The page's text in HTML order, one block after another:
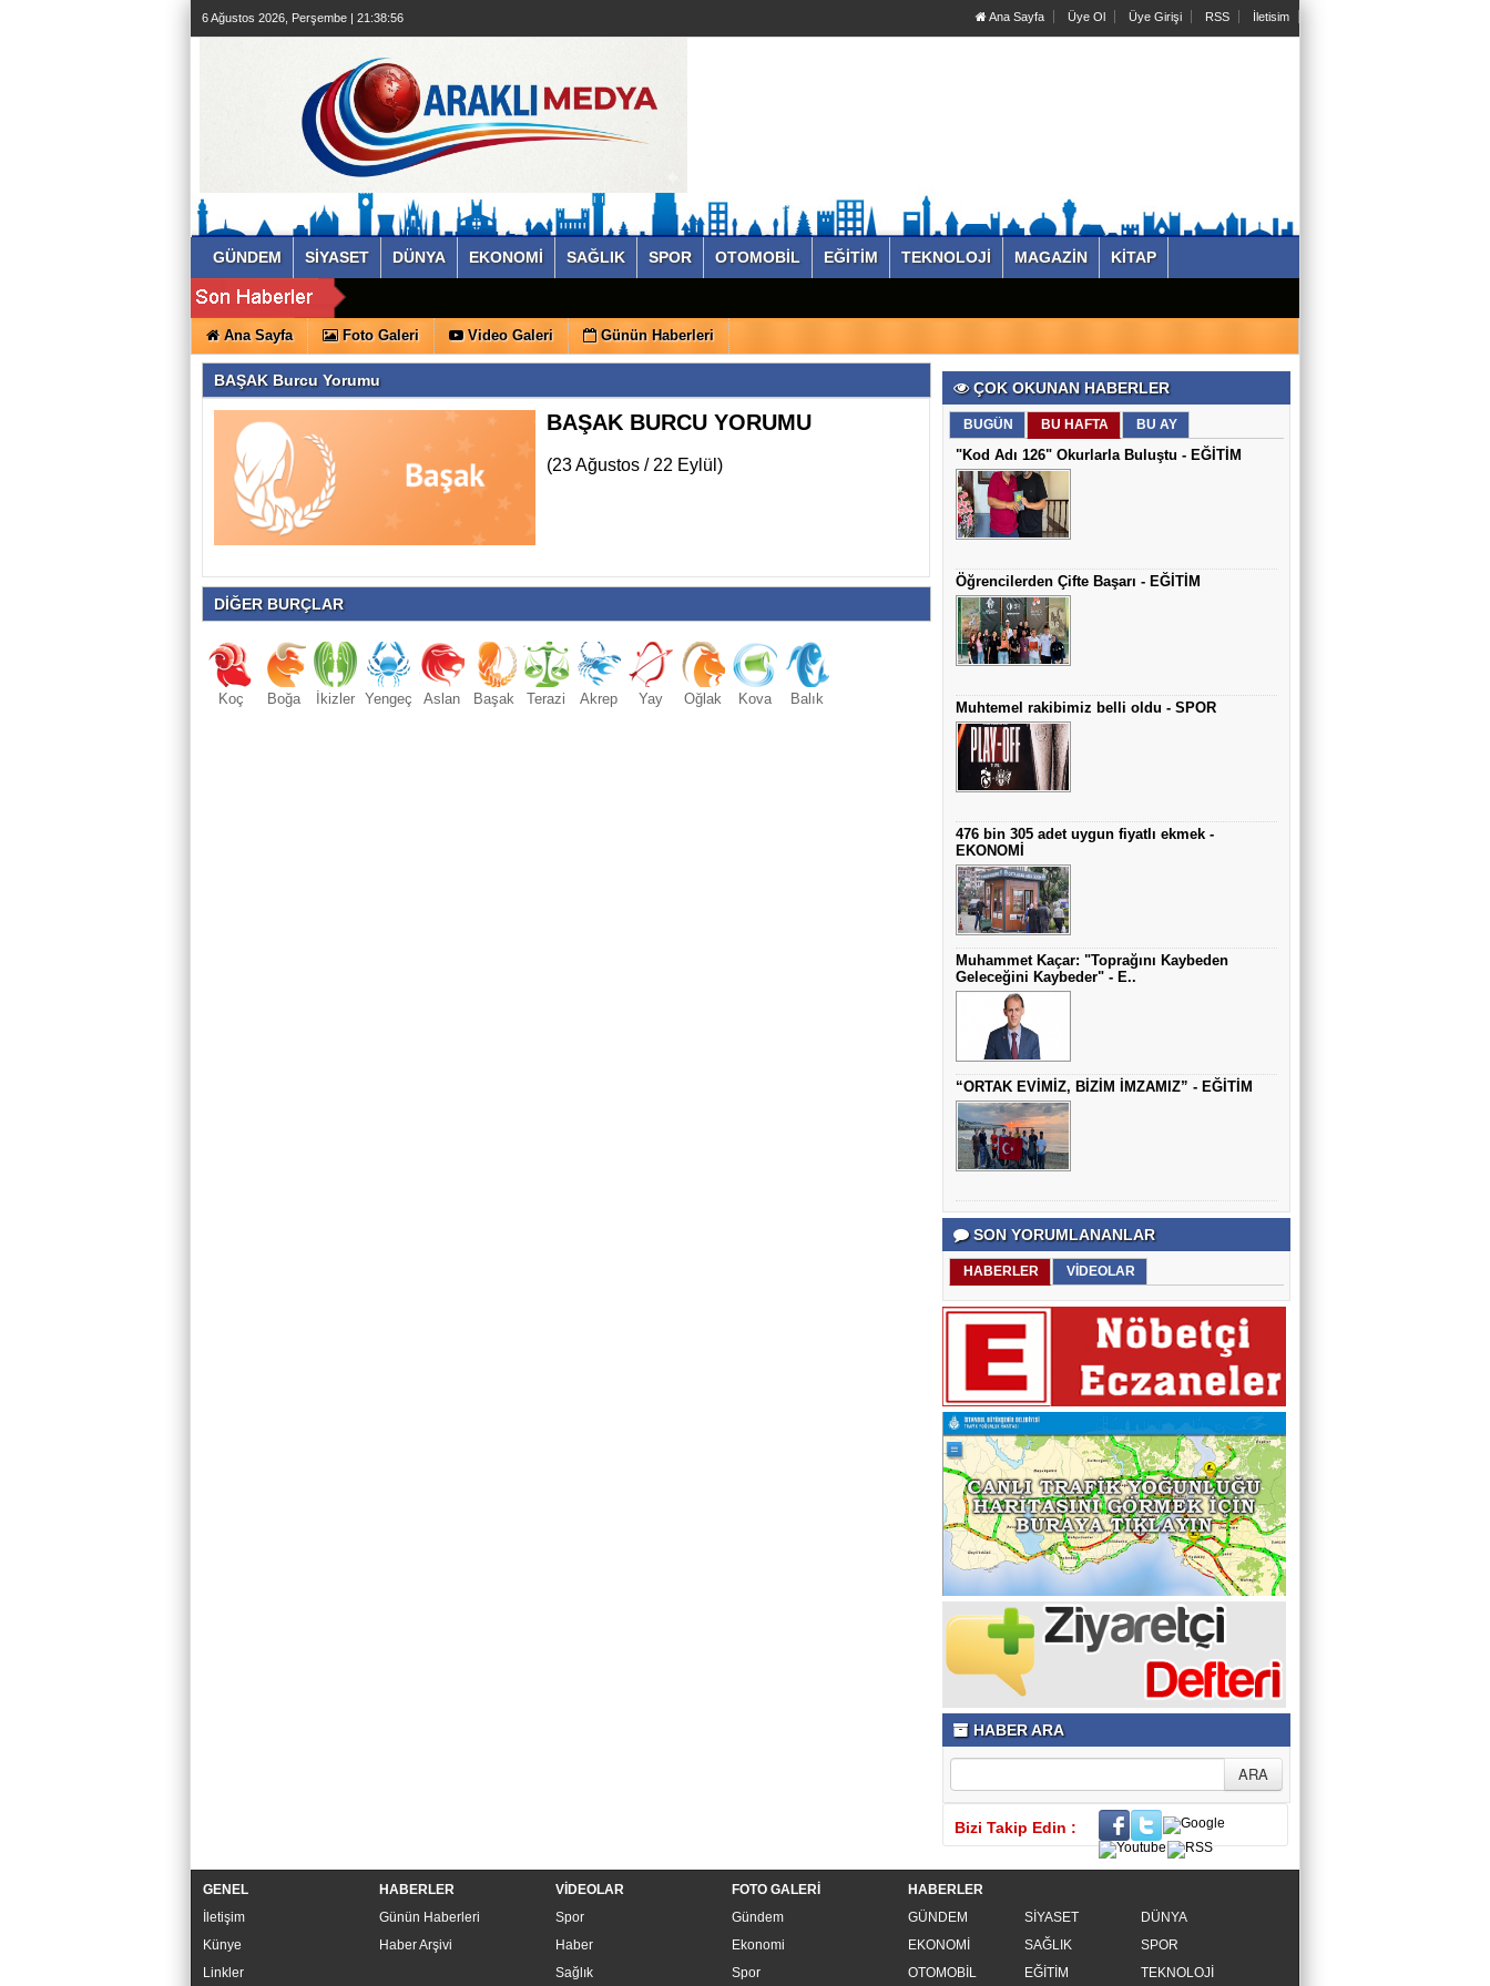
6 Ağustos 2026, Perşembe | 21:38:56 Ana Sayfa Üye Ol Üye Girişi RSS İletisim
GÜNDEM SİYASET DÜNYA EKONOMİ SAĞLIK SPOR OTOMOBİL EĞİTİM TEKNOLOJİ MAGAZİN KİTAP
Ana Sayfa Foto Galeri Video Galeri Günün Haberleri
BAŞAK Burcu Yorumu
BAŞAK BURCU YORUMU
(23 Ağustos / 22 Eylül)
DİĞER BURÇLAR
Koç Boğa İkizler Yengeç Aslan Başak Terazi Akrep Yay Oğlak Kova Balık
ÇOK OKUNAN HABERLER
BUGÜN BU HAFTA BU AY
"Kod Adı 126" Okurlarla Buluştu - EĞİTİM
Öğrencilerden Çifte Başarı - EĞİTİM
Muhtemel rakibimiz belli oldu - SPOR
476 bin 305 adet uygun fiyatlı ekmek -
EKONOMİ
Muhammet Kaçar: "Toprağını Kaybeden
Geleceğini Kaybeder" - E..
“ORTAK EVİMİZ, BİZİM İMZAMIZ” - EĞİTİM
SON YORUMLANANLAR
HABERLER VİDEOLAR
HABER ARA
Bizi Takip Edin :
GENEL
İletişim
Künye
Linkler
HABERLER
Günün Haberleri
Haber Arşivi
VİDEOLAR
Spor
Haber
Sağlık
FOTO GALERİ
Gündem
Ekonomi
Spor
HABERLER
GÜNDEM
SİYASET
DÜNYA
EKONOMİ
SAĞLIK
SPOR
OTOMOBİL
EĞİTİM TEKNOLOJİ